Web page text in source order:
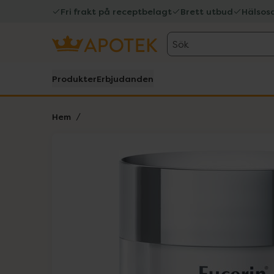
Fri frakt på receptbelagt Brett utbud
Sök
ProdukterErbjudanden
Hem
Lista: . Innehåller 1 objekt.
Hoppa över Lista